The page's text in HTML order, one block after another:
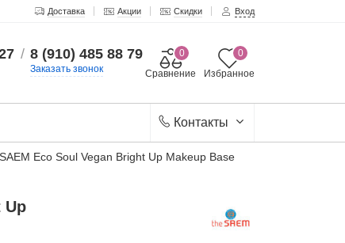
Доставка Акции Скидки Вход
/ 8 (910) 485 88 79
Заказать звонок Избранное
0
Сравнение
0
Контакты
Eco Soul Vegan Bright Up Makeup Base
Up